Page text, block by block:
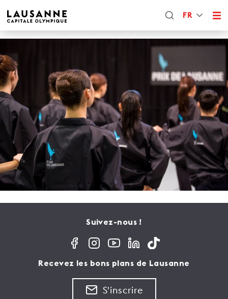
FR
Suivez-nous !
Recevez les bons plans de Lausanne
S'inscrire